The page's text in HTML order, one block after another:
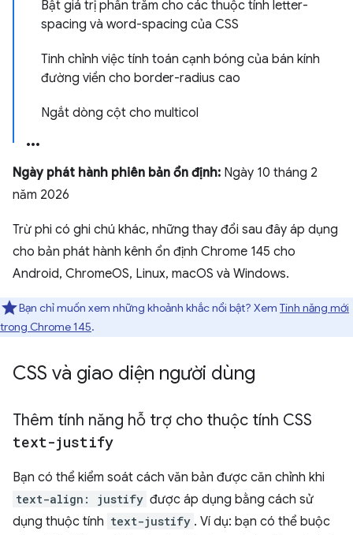
Bật giá trị phần trăm cho các thuộc tính letter-
spacing và word-spacing của CSS
Tinh chỉnh việc tính toán cạnh bóng của bán kính
đường viền cho border-radius cao
Ngắt dòng cột cho multicol
Ngày phát hành phiên bản ổn định: Ngày 10 tháng 2
năm 2026
Trừ phi có ghi chú khác, những thay đổi sau đây áp dụng
cho bản phát hành kênh ổn định Chrome 145 cho
Android, ChromeOS, Linux, macOS và Windows.
Bạn chỉ muốn xem những khoảnh khắc nổi bật? Xem Tính năng mới
trong Chrome 145.
CSS và giao diện người dùng
Thêm tính năng hỗ trợ cho thuộc tính CSS
text-justify
Bạn có thể kiểm soát cách văn bản được căn chỉnh khi
text-align: justify được áp dụng bằng cách sử
dụng thuộc tính text-justify . Ví dụ: bạn có thể buộc